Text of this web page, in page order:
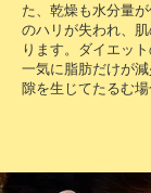
た、乾燥も水分量
のハリが失われ、
ります。ダイエッ
一気に脂肪だけが
隙を生じてたるむ場